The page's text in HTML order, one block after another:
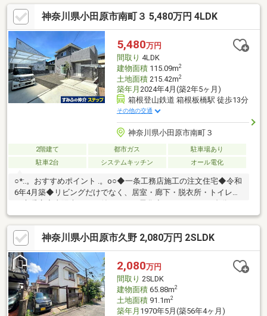
庭菜園を楽しめます・スーパーやコンビニなど生活利便施設が徒
歩圏内・小学校や公園も身近にあり、子育て世帯にもおすすめの
住環境・早川漁港や周辺の飲食店へも足を運びやすく、休日のお
出かけも楽しめます・海辺の散策など、自然を身近に感じられる
ロケーションです契約不適合責任免責
神奈川県小田原市南町３ 5,480万円 4LDK
5,480万円
間取り 4LDK
建物面積115.09m2
土地面積215.42m2
築年月 2024年4月(築2年5ヶ月)
箱根登山鉄道 箱根板橋駅 徒歩13分
その他の交通
神奈川県小田原市南町３
2階建て 都市ガス
駐車場あり
駐車2台
システムキッチン オール電化
○*:.。おすすめポイント .。o○◆一条工務店施工の注文住宅◆令和
6年4月築◆リビングだけでなく、居室・廊下・脱衣所・トイレに
（車種による）ございます◆各居室に収納スペース有
神奈川県小田原市久野 2,080万円 2SLDK
2,080万円
間取り 2SLDK
建物面積65.88m2
土地面積91.1m2
築年月 1970年5月(築56年4ヶ月)